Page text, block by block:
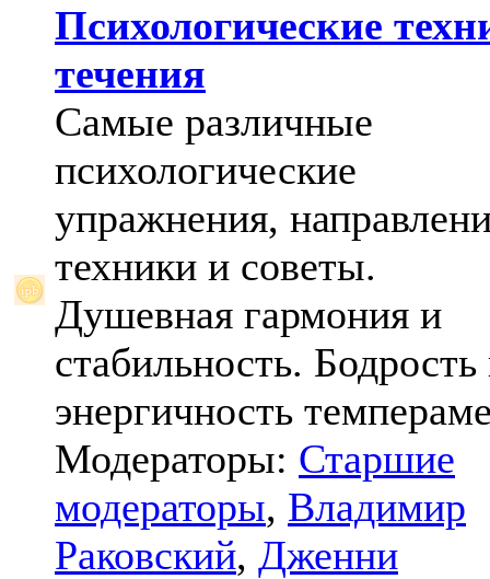
Психологические
течения
Самые различные
психологические
упражнения,
техники и советы.
Душевная гармония и
стабильность. Бодрость
энергичность
Модераторы: Старшие
модераторы, Владимир
Раковский, Дженни